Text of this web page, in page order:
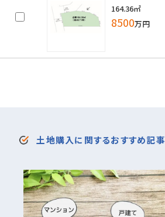
164.36㎡
8500万円
土地購入に関するおすすめ記事